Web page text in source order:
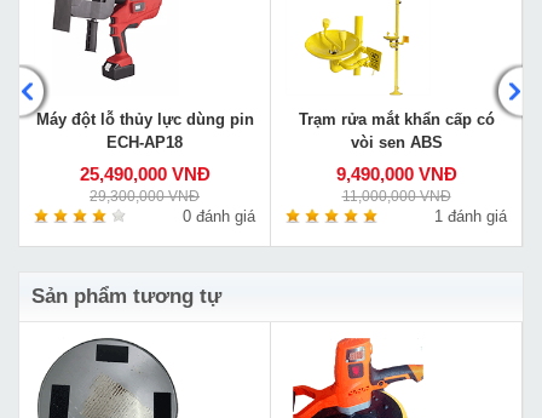
Máy đột lỗ thủy lực dùng pin
ECH-AP18
25,490,000 VNĐ
29,300,000 VNĐ
0 đánh giá
Trạm rửa mắt khẩn cấp có
vòi sen ABS
9,490,000 VNĐ
11,000,000 VNĐ
1 đánh giá
Sản phẩm tương tự